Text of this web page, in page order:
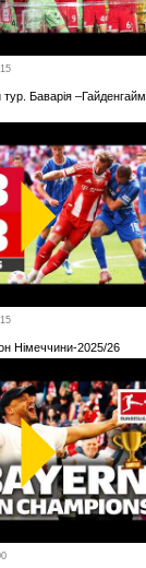
Баварія –Гайденгайм.
Німеччини-2025/26